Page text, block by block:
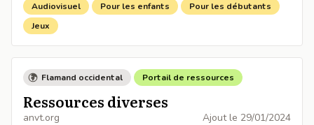
Audiovisuel Pour les enfants
Pour les débutants
Jeux
Flamand occidental Portail de ressources
Ressources diverses
anvt.org Ajout le 29/01/2024